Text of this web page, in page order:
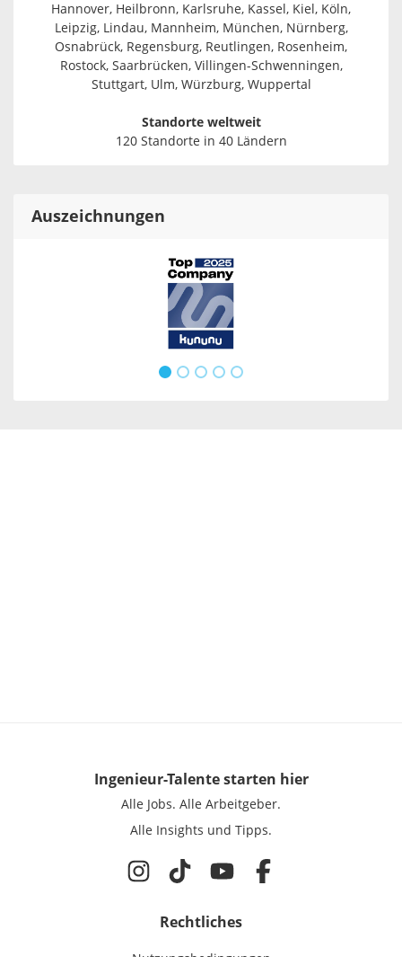
Hannover, Heilbronn, Karlsruhe, Kassel, Kiel, Köln,
Leipzig, Lindau, Mannheim, München, Nürnberg,
Osnabrück, Regensburg, Reutlingen, Rosenheim,
Rostock, Saarbrücken, Villingen-Schwenningen,
Stuttgart, Ulm, Würzburg, Wuppertal
Standorte weltweit
120 Standorte in 40 Ländern
Auszeichnungen
Ingenieur-Talentestarten hier
Alle Jobs. Alle Arbeitgeber.
Alle Insights und Tipps.
Rechtliches
Nutzungsbedingungen